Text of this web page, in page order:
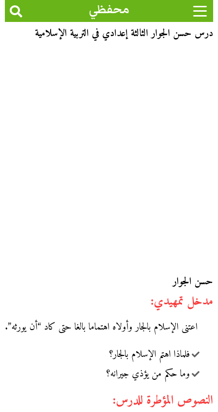
محفظي
درس حسن الجوار الثالثة إعدادي في التربية الإسلامية
حسن الجوار
مدخل تمهيدي:
اعتنى الإسلام بالجار وأولاه اهتماما بالغا حتى كاد “أن يورثه”.
فلماذا اهتم الإسلام بالجار؟
وما حكم من يؤذي جيرانه؟
النصوص المؤطرة للدرس: